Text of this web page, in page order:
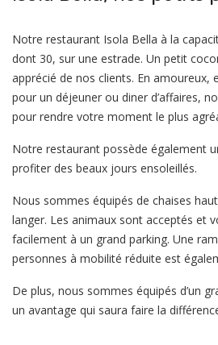
Notre restaurant Isola Bella à la
dont 30, sur une estrade. Un petit
apprécié de nos clients. En amoureux,
pour un déjeuner ou diner d’affaires,
pour rendre votre moment le plus
Notre restaurant possède également
profiter des beaux jours ensoleillés.
Nous sommes équipés de chaises
langer. Les animaux sont acceptés et
facilement à un grand parking. Une
personnes à mobilité réduite est
De plus, nous sommes équipés d’un
un avantage qui saura faire la